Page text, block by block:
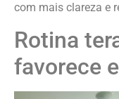
com mais clareza e
Rotina
favorece